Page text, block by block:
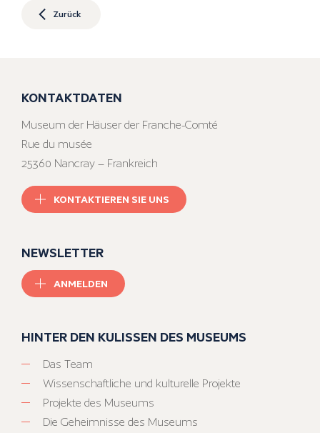
Zurück
KONTAKTDATEN
Museum der Häuser der Franche-Comté
Rue du musée
25360 Nancray – Frankreich
KONTAKTIEREN SIE UNS
NEWSLETTER
ANMELDEN
HINTER DEN KULISSEN DES MUSEUMS
Das Team
Wissenschaftliche und kulturelle Projekte
Projekte des Museums
Die Geheimnisse des Museums